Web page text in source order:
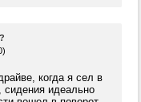
когда я сел в
идеально